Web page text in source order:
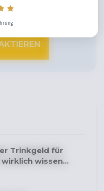
Yachtcharter?
gerne direkt
Trinkgeld für
wirklich wissen